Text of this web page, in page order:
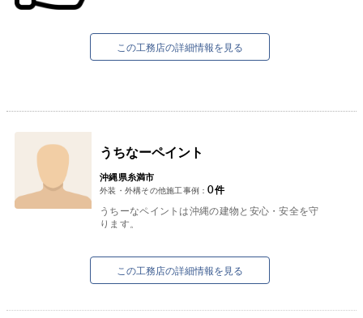
この工務店の詳細情報を見る
うちなーペイント
沖縄県糸満市
外装・外構その他施工事例：0件
うちーなペイントは沖縄の建物と安心・安全を守
ります。
この工務店の詳細情報を見る